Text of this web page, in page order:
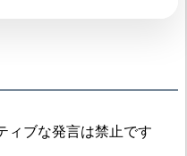
ィブな発言は禁止です